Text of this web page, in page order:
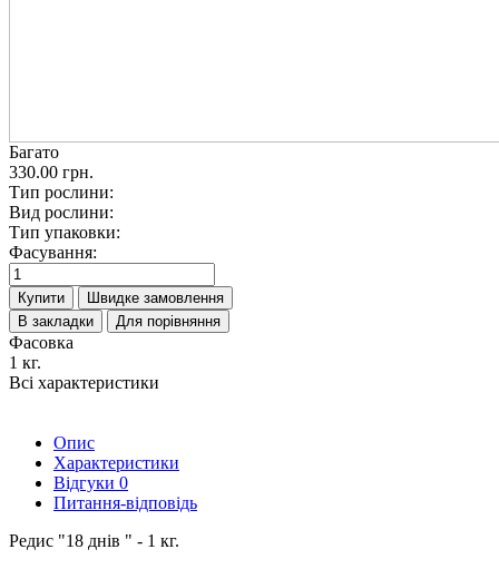
Багато
330.00 грн.
Тип рослини:
Вид рослини:
Тип упаковки:
Фасування:
Купити
Швидке замовлення
В закладки
Для порівняння
Фасовка
1 кг.
Всі характеристики
Опис
Характеристики
Відгуки 0
Питання-відповідь
Редис "18 днів " - 1 кг.